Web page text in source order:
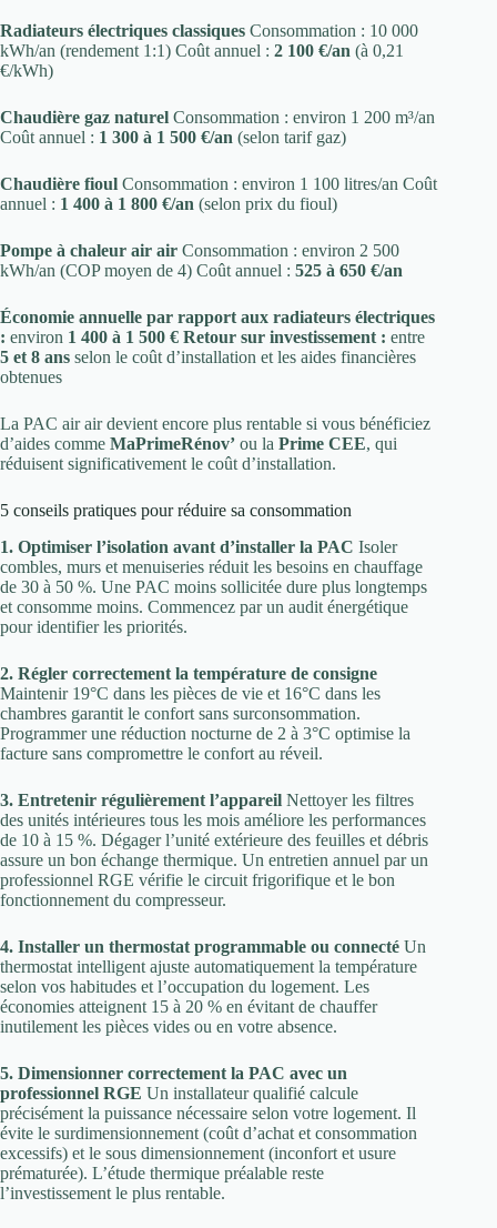
Radiateurs électriques classiques Consommation : 10 000
kWh/an (rendement 1:1) Coût annuel : 2 100 €/an (à 0,21
€/kWh)
Chaudière gaz naturel Consommation : environ 1 200 m³/an
Coût annuel : 1 300 à 1 500 €/an (selon tarif gaz)
Chaudière fioul Consommation : environ 1 100 litres/an Coût
annuel : 1 400 à 1 800 €/an (selon prix du fioul)
Pompe à chaleur air air Consommation : environ 2 500
kWh/an (COP moyen de 4) Coût annuel : 525 à 650 €/an
Économie annuelle par rapport aux radiateurs électriques
: environ 1 400 à 1 500 € Retour sur investissement : entre
5 et 8 ans selon le coût d’installation et les aides financières
obtenues
La PAC air air devient encore plus rentable si vous bénéficiez
d’aides comme MaPrimeRénov’ ou la Prime CEE, qui
réduisent significativement le coût d’installation.
5 conseils pratiques pour réduire sa consommation
1. Optimiser l’isolation avant d’installer la PAC Isoler
combles, murs et menuiseries réduit les besoins en chauffage
de 30 à 50 %. Une PAC moins sollicitée dure plus longtemps
et consomme moins. Commencez par un audit énergétique
pour identifier les priorités.
2. Régler correctement la température de consigne
Maintenir 19°C dans les pièces de vie et 16°C dans les
chambres garantit le confort sans surconsommation.
Programmer une réduction nocturne de 2 à 3°C optimise la
facture sans compromettre le confort au réveil.
3. Entretenir régulièrement l’appareil Nettoyer les filtres
des unités intérieures tous les mois améliore les performances
de 10 à 15 %. Dégager l’unité extérieure des feuilles et débris
assure un bon échange thermique. Un entretien annuel par un
professionnel RGE vérifie le circuit frigorifique et le bon
fonctionnement du compresseur.
4. Installer un thermostat programmable ou connecté Un
thermostat intelligent ajuste automatiquement la température
selon vos habitudes et l’occupation du logement. Les
économies atteignent 15 à 20 % en évitant de chauffer
inutilement les pièces vides ou en votre absence.
5. Dimensionner correctement la PAC avec un
professionnel RGE Un installateur qualifié calcule
précisément la puissance nécessaire selon votre logement. Il
évite le surdimensionnement (coût d’achat et consommation
excessifs) et le sous dimensionnement (inconfort et usure
prématurée). L’étude thermique préalable reste
l’investissement le plus rentable.